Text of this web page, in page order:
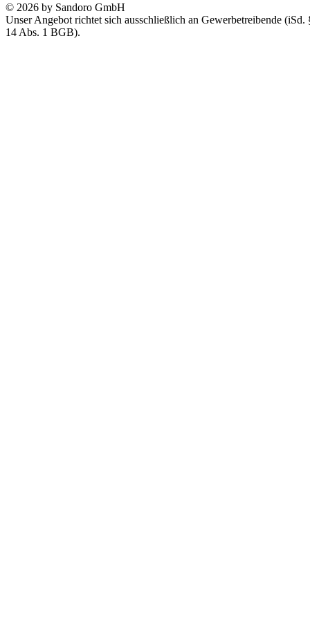
© 2026 by Sandoro GmbH
Unser Angebot richtet sich ausschließlich an Gewerbetreibende (iSd.
14 Abs. 1 BGB).